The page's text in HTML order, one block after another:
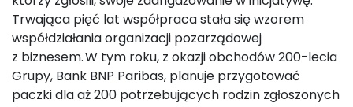
Trwająca pięć lat współpraca stała się wzorem
współdziałania organizacji pozarządowej
z biznesem. W tym roku, z okazji obchodów 200-lecia
Grupy, Bank BNP Paribas, planuje przygotować
paczki dla aż 200 potrzebujących rodzin zgłoszonych